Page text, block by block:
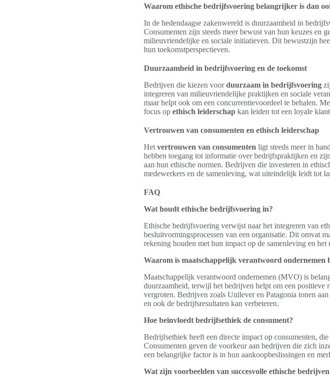
Waarom ethische bedrijfsvoering belangrijker is dan
In de hedendaagse zakenwereld is duurzaamheid in
Consumenten zijn steeds meer bewust van hun keuzes en
milieuvriendelijke en sociale initiatieven. Dit bewustzijn
hun toekomstperspectieven.
Duurzaamheid in bedrijfsvoering en de toekomst
Bedrijven die kiezen voorduurzaam in bedrijfsvoering
integreren van milieuvriendelijke praktijken en sociale
maar helpt ook om een concurrentievoordeel te behalen.
focus op ethisch leiderschap kan leiden tot een loyale
Vertrouwen van consumenten en ethisch leiderschap
Het vertrouwen van consumenten ligt steeds meer in
hebben toegang tot informatie over bedrijfspraktijken en
aan hun ethische normen. Bedrijven die investeren in
medewerkers en de samenleving, wat uiteindelijk leidt tot
FAQ
Wat houdt ethische bedrijfsvoering in?
Ethische bedrijfsvoering verwijst naar het integreren van
besluitvormingsprocessen van een organisatie. Dit omvat
rekening houden met hun impact op de samenleving en het
Waarom is maatschappelijk verantwoord ondernemen
Maatschappelijk verantwoord ondernemen (MVO) is
duurzaamheid, terwijl het bedrijven helpt om een positieve
vergroten. Bedrijven zoals Unilever en Patagonia tonen
en ook de bedrijfsresultaten kan verbeteren.
Hoe beïnvloedt bedrijfsethiek de consument?
Bedrijfsethiek heeft een directe impact op consumenten,
Consumenten geven de voorkeur aan bedrijven die zich
een belangrijke factor is in hun aankoopbeslissingen en
Wat zijn voorbeelden van succesvolle ethische